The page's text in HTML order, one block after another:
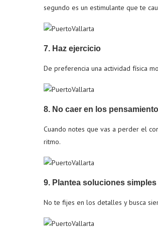
segundo es un estimulante que te
7. Haz ejercicio
De preferencia una actividad física
8. No caer en los
Cuando notes que vas a perder el
ritmo.
9. Plantea soluciones
No te fijes en los detalles y busca